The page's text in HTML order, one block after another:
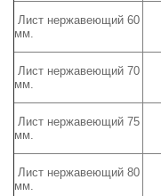
Лист нержавеющий 60
мм.
Лист нержавеющий 70
мм.
Лист нержавеющий 75
мм.
Лист нержавеющий 80
мм.